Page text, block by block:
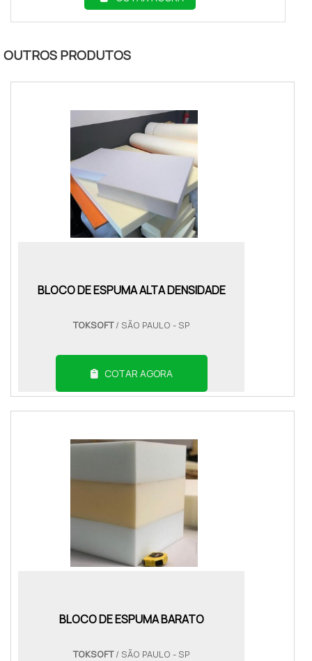
OUTROS PRODUTOS
BLOCO DE ESPUMA ALTA DENSIDADE
TOKSOFT/ SÃO PAULO - SP
COTAR AGORA
BLOCO DE ESPUMA BARATO
TOKSOFT/ SÃO PAULO - SP